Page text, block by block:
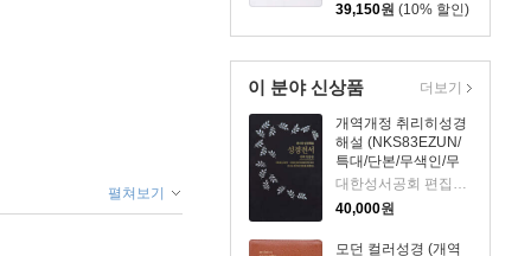
39,150원 (10% 할인)
이 분야 신상품
개역개정 취리히성경
해설 (NKS83EZUN/
특대/단본/무색인/무
지퍼/절별편집/하드커
버/특별보급판)
대한성서공회 편집부 저
40,000원
모던 컬러성경 (개역
더보기
펼쳐보기